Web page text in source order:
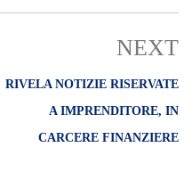
NEXT
RIVELA NOTIZIE RISERVATE
A IMPRENDITORE, IN
CARCERE FINANZIERE